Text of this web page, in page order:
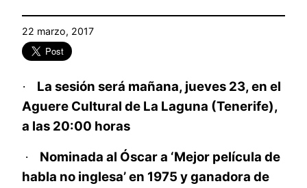
22 marzo, 2017
· La sesión será mañana, jueves 23, en el
Aguere Cultural de La Laguna (Tenerife),
a las 20:00 horas
·
Nominada al Óscar a ‘Mejor película de
habla no inglesa’ en 1975 y ganadora de